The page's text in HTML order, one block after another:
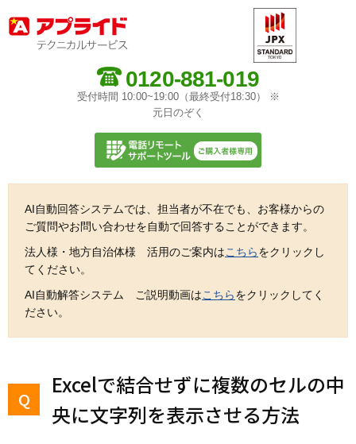
0120-881-019
受付時間 10:00~19:00（最終受付18:30） ※
元日のぞく
AI自動回答システムでは、担当者が不在でも、お客様からの
ご質問やお問い合わせを自動で回答することができます。
法人様・地方自治体様 活用のご案内はこちらをクリックし
てください。
AI自動解答システム ご説明動画はこちらをクリックしてく
ださい。
Excelで結合せずに複数のセルの中
央に文字列を表示させる方法